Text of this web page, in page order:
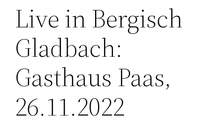
Live in Bergisch
Gladbach:
Gasthaus Paas,
26.11.2022